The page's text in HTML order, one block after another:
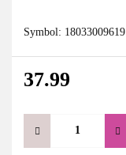
Symbol: 18033009619
37.99